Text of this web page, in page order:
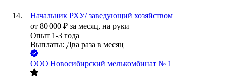
Начальник РХУ/ заведующий хозяйством
от 80 000 ₽ за месяц, на руки
Опыт 1-3 года
Выплаты: Два раза в месяц
ООО Новосибирский мелькомбинат № 1